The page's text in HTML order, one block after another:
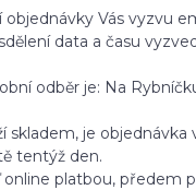
objednávky Vás vyzvu
data a času
odběr je: Na
skladem, je objednávka
tentýž den.
online platbou, předem